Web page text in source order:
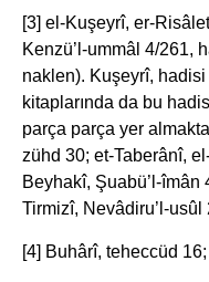
[3] el-Kuşeyrî, er-
Kenzü’l-ummâl 4/261,
naklen). Kuşeyrî,
kitaplarında da bu
parça parça yer
zühd 30; et-Taberânî,
Beyhakî, Şuabü’l-
Tirmizî, Nevâdiru’l-usûl
[4] Buhârî, teheccüd